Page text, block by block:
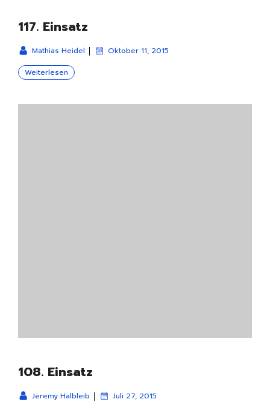
117. Einsatz
Mathias Heidel | Oktober 11, 2015
Weiterlesen
108. Einsatz
Jeremy Halbleib | Juli 27, 2015